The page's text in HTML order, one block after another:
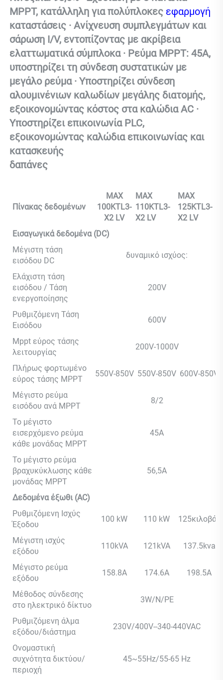
MPPT, κατάλληλη για πολύπλοκες
καταστάσεις · Ανίχνευση συμπλεγμάτων και
σάρωση I/V, εντοπίζοντας με ακρίβεια
ελαττωματικά σύμπλοκα · Ρεύμα MPPT: 45A,
υποστηρίζει τη σύνδεση συστατικών με
μεγάλο ρεύμα · Υποστηρίζει σύνδεση
αλουμινένιων καλωδίων μεγάλης διατομής,
εξοικονομώντας κόστος στα καλώδια AC ·
Υποστηρίζει επικοινωνία PLC,
εξοικονομώντας καλώδια επικοινωνίας και
κατασκευής
δαπάνες
Πίνακας δεδομένων
MAX
100KTL3-
X2 LV
MAX
110KTL3-
X2 LV
MAX
125KTL3-
X2 LV
Εισαγωγικά δεδομένα (DC)
Μέγιστη τάση
εισόδου DC
δυναμικό ισχύος:
Ελάχιστη τάση
εισόδου / Τάση
ενεργοποίησης
200V
Ρυθμιζόμενη Τάση
Εισόδου
600V
Mppt εύρος τάσης
λειτουργίας
200V-1000V
Πλήρως φορτωμένο
εύρος τάσης MPPT
550V-850V 550V-850V 600V-850V
Μέγιστο ρεύμα
εισόδου ανά MPPT
8/2
Το μέγιστο
εισερχόμενο ρεύμα
κάθε μονάδας MPPT
45Α
Το μέγιστο ρεύμα
βραχυκύκλωσης κάθε
μονάδας MPPT
56,5A
Δεδομένα έξωθι (AC)
Ρυθμιζόμενη Ισχύς
Έξοδου
100 kW 110 kW 125κιλοβάτ
Μέγιστη ισχύς
εξόδου
110kVA 121kVA 137.5kva
Μέγιστο ρεύμα
εξόδου
158.8A 174.6A 198.5A
Μέθοδος σύνδεσης
στο ηλεκτρικό δίκτυο
3W/N/PE
Ρυθμιζόμενη άλμα
εξόδου/διάστημα
230V/400V--340-440VAC
Ονομαστική
συχνότητα δικτύου/
περιοχή
45~55Hz/55-65 Hz